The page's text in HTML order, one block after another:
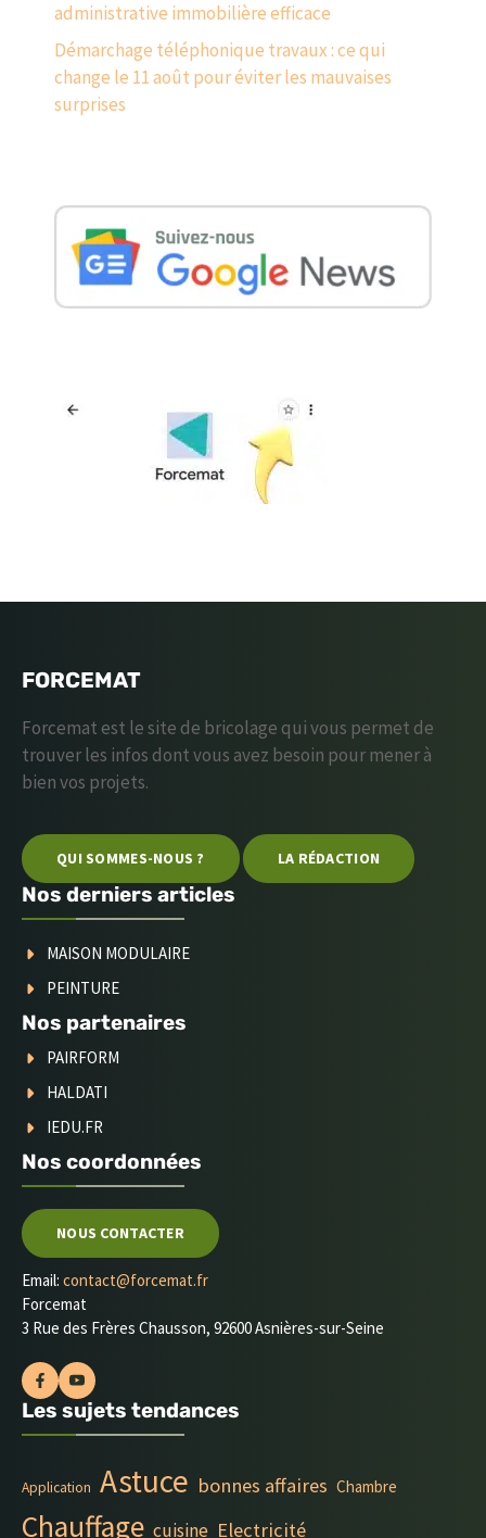
administrative immobilière efficace
Démarchage téléphonique travaux : ce qui
change le 11 août pour éviter les mauvaises
surprises
FORCEMAT
Forcemat est le site de bricolage qui vous permet de
trouver les infos dont vous avez besoin pour mener à
bien vos projets.
QUI SOMMES-NOUS ? LA RÉDACTION
Nos derniers articles
MAISON MODULAIRE
PEINTURE
Nos partenaires
PAIRFORM
HALDATI
IEDU.FR
Nos coordonnées
NOUS CONTACTER
Email: contact@forcemat.fr
Forcemat
3 Rue des Frères Chausson, 92600 Asnières-sur-Seine
Les sujets tendances
Application Astuce bonnes affaires Chambre
Chauffage cuisine Electricité